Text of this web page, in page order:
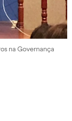
na Governança